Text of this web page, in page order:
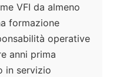
VFI da almeno
formazione
operative
anni prima
in servizio